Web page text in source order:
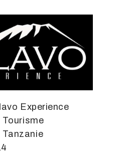
Experience
Tourisme
Tanzanie